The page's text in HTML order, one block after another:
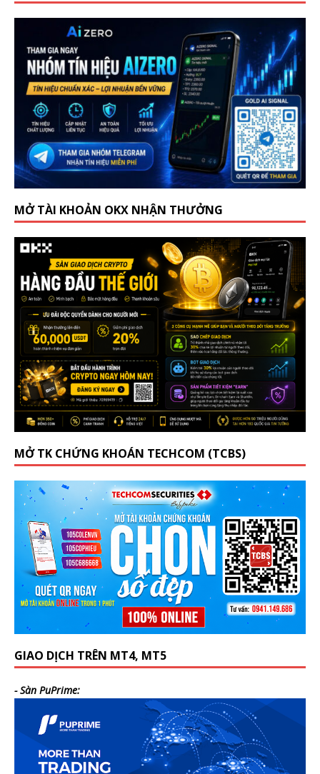
MỞ TÀI KHOẢN OKX NHẬN THƯỞNG
MỞ TK CHỨNG KHOÁN TECHCOM (TCBS)
GIAO DỊCH TRÊN MT4, MT5
- Sàn PuPrime: